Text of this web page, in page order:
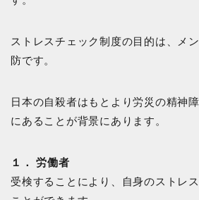
ストレスチェック制度の目的は、メ
防です。
日本の自殺者はもとより労災の精神
にあることが背景にあります。
１． 労働者
受検することにより、自身のストレ